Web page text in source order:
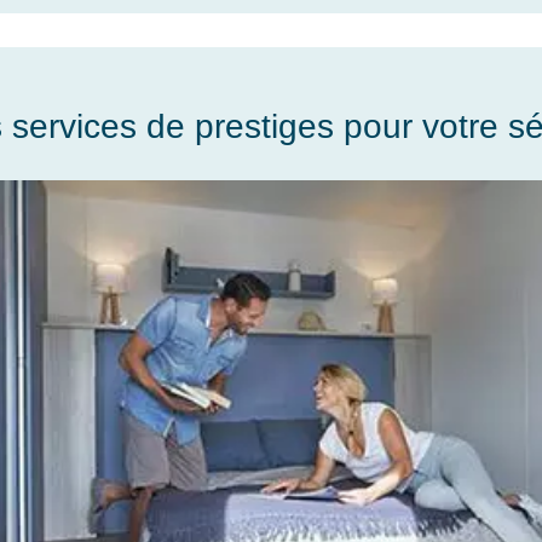
services de prestiges pour votre